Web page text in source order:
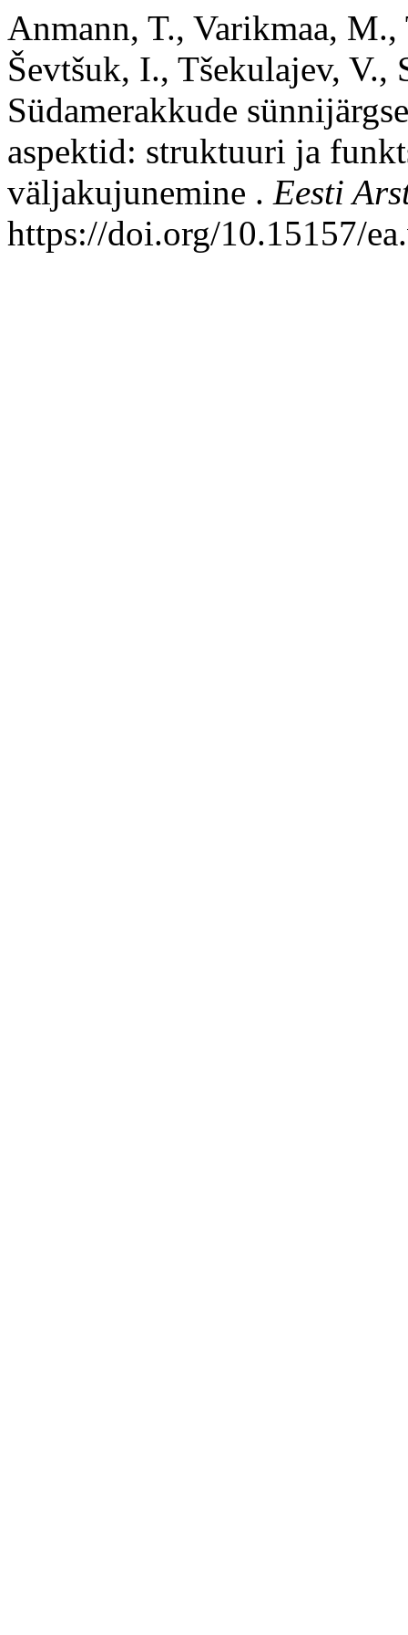
Anmann, T., Varikmaa,
Ševtšuk, I., Tšekulajev, V.,
Südamerakkude
aspektid: struktuuri ja
väljakujunemine . Eesti
https://doi.org/10.15157/